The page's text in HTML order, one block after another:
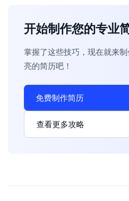
开始制作您的专业
掌握了这些技巧，现在就来
亮的简历吧！
免费制作简历
查看更多攻略